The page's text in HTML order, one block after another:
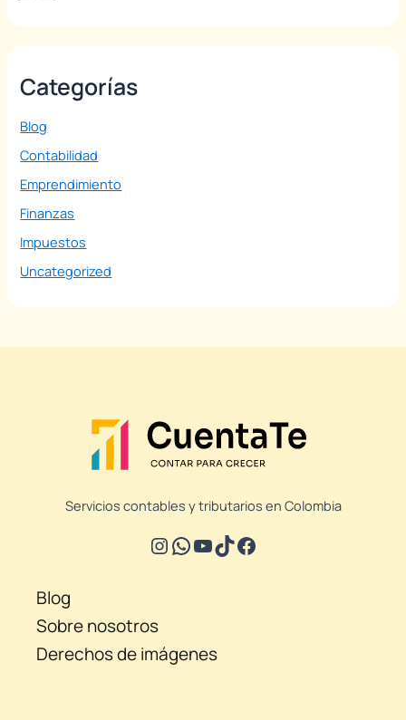
Categorías
Blog
Contabilidad
Emprendimiento
Finanzas
Impuestos
Uncategorized
Servicios contables y tributarios en Colombia
Blog
Sobre nosotros
Derechos de imágenes